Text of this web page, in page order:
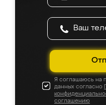
Я соглашаюсь на
данных согласно
соглашению